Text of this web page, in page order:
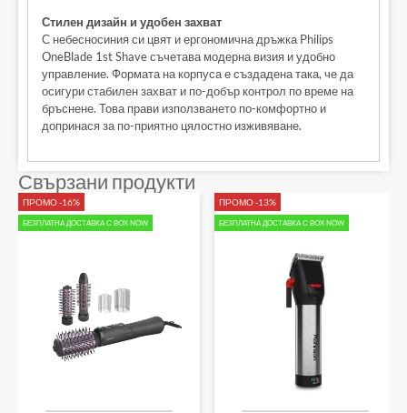
Стилен дизайн и удобен захват
С небесносиния си цвят и ергономична дръжка Philips
OneBlade 1st Shave съчетава модерна визия и удобно
управление. Формата на корпуса е създадена така, че да
осигури стабилен захват и по-добър контрол по време на
бръснене. Това прави използването по-комфортно и
допринася за по-приятно цялостно изживяване.
Свързани продукти
ПРОМО -16%
БЕЗПЛАТНА ДОСТАВКА С BOX NOW
ПРОМО -13%
БЕЗПЛАТНА ДОСТАВКА С BOX NOW